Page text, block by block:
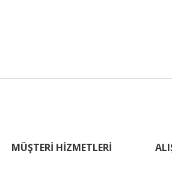
MÜŞTERİ HİZMETLERİ